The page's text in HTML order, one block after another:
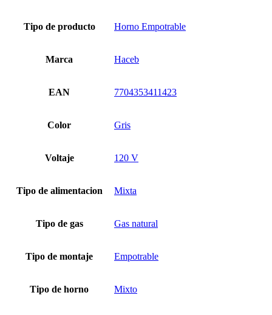
Tipo de producto Horno Empotrable
Marca Haceb
EAN 7704353411423
Color Gris
Voltaje 120 V
Tipo de alimentacion Mixta
Tipo de gas Gas natural
Tipo de montaje Empotrable
Tipo de horno Mixto